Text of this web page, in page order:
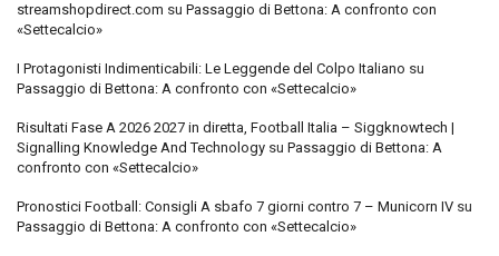
streamshopdirect.com su Passaggio di Bettona: A confronto con
«Settecalcio»
I Protagonisti Indimenticabili: Le Leggende del Colpo Italiano su
Passaggio di Bettona: A confronto con «Settecalcio»
Risultati Fase A 2026 2027 in diretta, Football Italia – Siggknowtech |
Signalling Knowledge And Technology su Passaggio di Bettona: A
confronto con «Settecalcio»
Pronostici Football: Consigli A sbafo 7 giorni contro 7 – Municorn IV su
Passaggio di Bettona: A confronto con «Settecalcio»